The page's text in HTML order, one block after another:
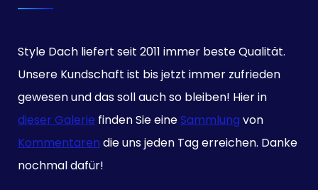
Style Dach liefert seit 2011 immer beste Qualität.
Unsere Kundschaft ist bis jetzt immer zufrieden
gewesen und das soll auch so bleiben! Hier in
dieser Galerie finden Sie eineSammlung von
Kommentaren die uns jeden Tag erreichen. Danke
nochmal dafür!